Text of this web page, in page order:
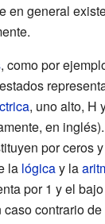
en general
, como por
, uno alto, H
en
por ceros
la lógicay la
por 1 y el
contrario